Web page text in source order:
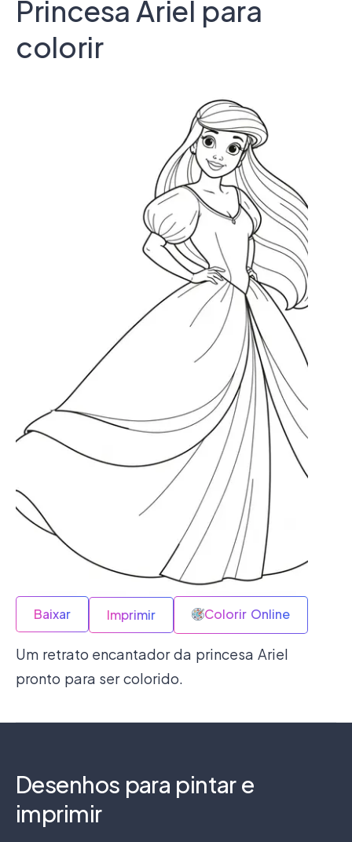
Princesa Ariel para
colorir
Baixar Imprimir Colorir Online
Um retrato encantador da princesa Ariel
pronto para ser colorido.
Desenhos para pintar e
imprimir